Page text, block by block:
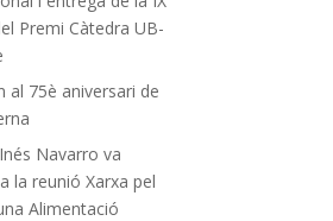
Premi Càtedra UB-
al 75è aniversari de
Navarro va
la reunió Xarxa pel
Alimentació